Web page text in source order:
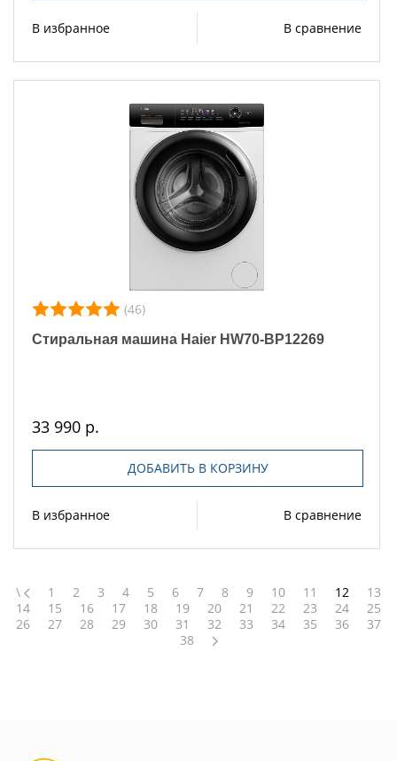
В избранное В сравнение
(46)
Стиральная машина Haier HW70-BP12269
33 990 р.
ДОБАВИТЬ В КОРЗИНУ
В избранное В сравнение
\ 1 2 3 4 5 6 7 8 9 10 11 12
13
14
15 16 17 18 19 20 21 22 23 24
25
26
27 28 29 30 31 32 33 34 35 36
37
38